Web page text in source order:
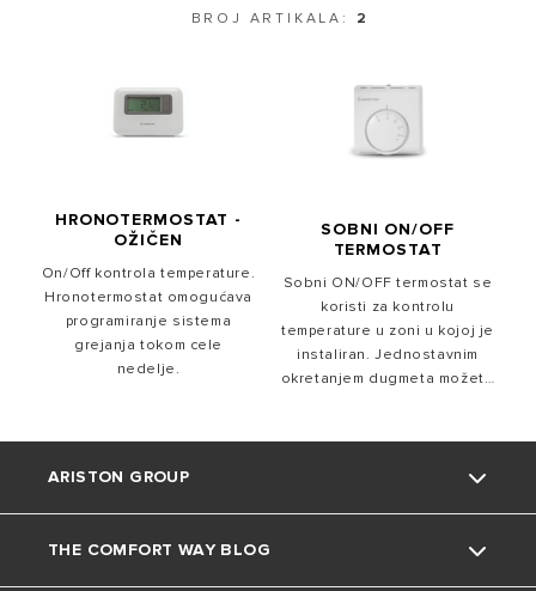
BROJ ARTIKALA: 2
HRONOTERMOSTAT -
OŽIČEN
On/Off kontrola temperature.
Hronotermostat omogućava
programiranje sistema
grejanja tokom cele
nedelje.
SOBNI ON/OFF
TERMOSTAT
Sobni ON/OFF termostat se
koristi za kontrolu
temperature u zoni u kojoj je
instaliran. Jednostavnim
okretanjem dugmeta možete
ARISTON GROUP
O nama
THE COMFORT WAY BLOG